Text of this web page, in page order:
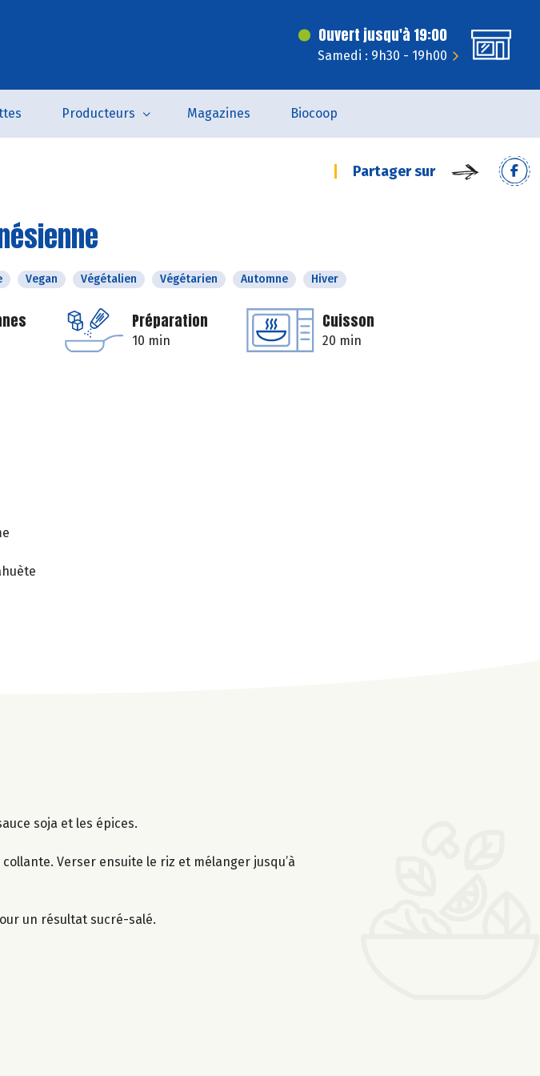
Ouvert jusqu'à 19:00
Samedi : 9h30 - 19h00
Producteurs Magazines Biocoop
Partager sur
Vegan Végétalien Végétarien Automne Hiver
Préparation
10 min
Cuisson
20 min
soja et les épices.
Verser ensuite le riz et mélanger jusqu’à
un résultat sucré-salé.